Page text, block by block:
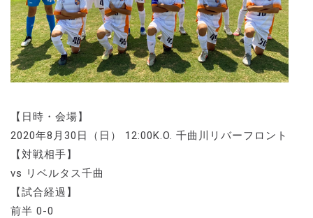
【日時・会場】
2020年8月30日（日） 12:00K.O. 千曲川リバーフロント
【対戦相手】
vs リベルタス千曲
【試合経過】
前半 0-0